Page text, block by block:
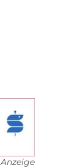
Anzeige